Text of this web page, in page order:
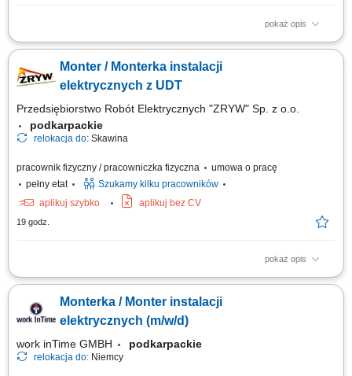
pokaż opis
montaż instalacji elektrycznych
Monter / Monterka instalacji
elektrycznych z UDT
Przedsiębiorstwo Robót Elektrycznych "ZRYW" Sp. z o.o.
podkarpackie
relokacja do: Skawina
pracownik fizyczny / pracowniczka fizyczna
umowa o pracę
pełny etat
Szukamy kilku pracowników
aplikuj szybko
aplikuj bez CV
19 godz.
pokaż opis
Wykonywanie montażu i serwisu instalacji elektrycznych na obiektach
projektem. Współpraca z brygadzistą i pozostałymi członkami zespołu.
Monterka / Monter instalacji
elektrycznych (m/w/d)
work inTime GMBH podkarpackie
relokacja do: Niemcy